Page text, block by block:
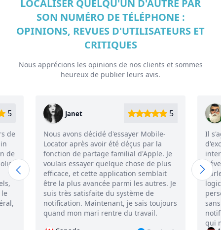
LOCALISER QUELQU'UN D'AUTRE PAR
SON NUMÉRO DE TÉLÉPHONE :
OPINIONS, REVUES D'UTILISATEURS ET
CRITIQUES
Nous apprécions les opinions de nos clients et sommes
heureux de publier leurs avis.
la
Je
de plus
Je
toujours
Il s'agit d'un logiciel très cool, doté
d'excellentes fonctionnalités et d'une
interface utilisateur pratique. Je suis un
développeur, donc je sais de quoi je
parle. Je pensais ne plus trouver de
logiciel capable de localiser une
personne par son numéro de téléphone
sans autorisation et de lui envoyer des
notifications. Il n'y a qu'une seule chose